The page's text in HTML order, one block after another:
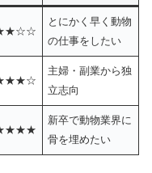
とにかく早く動物
の仕事をしたい
主婦・副業から独
立志向
新卒で動物業界に
骨を埋めたい